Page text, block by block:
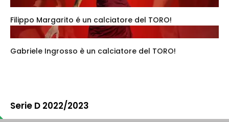
Filippo Margarito é un calciatore del TORO!
Gabriele Ingrosso è un calciatore del TORO!
Serie D 2022/2023